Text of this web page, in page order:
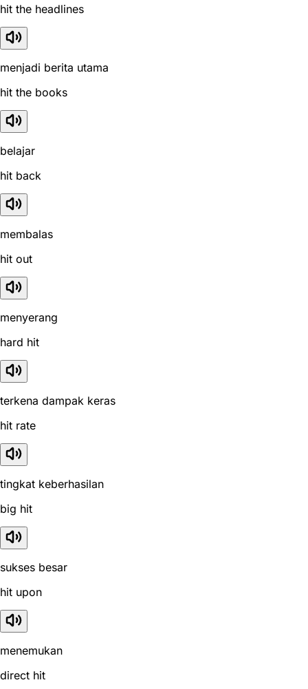
hit the headlines
menjadi berita utama
hit the books
belajar
hit back
membalas
hit out
menyerang
hard hit
terkena dampak keras
hit rate
tingkat keberhasilan
big hit
sukses besar
hit upon
menemukan
direct hit